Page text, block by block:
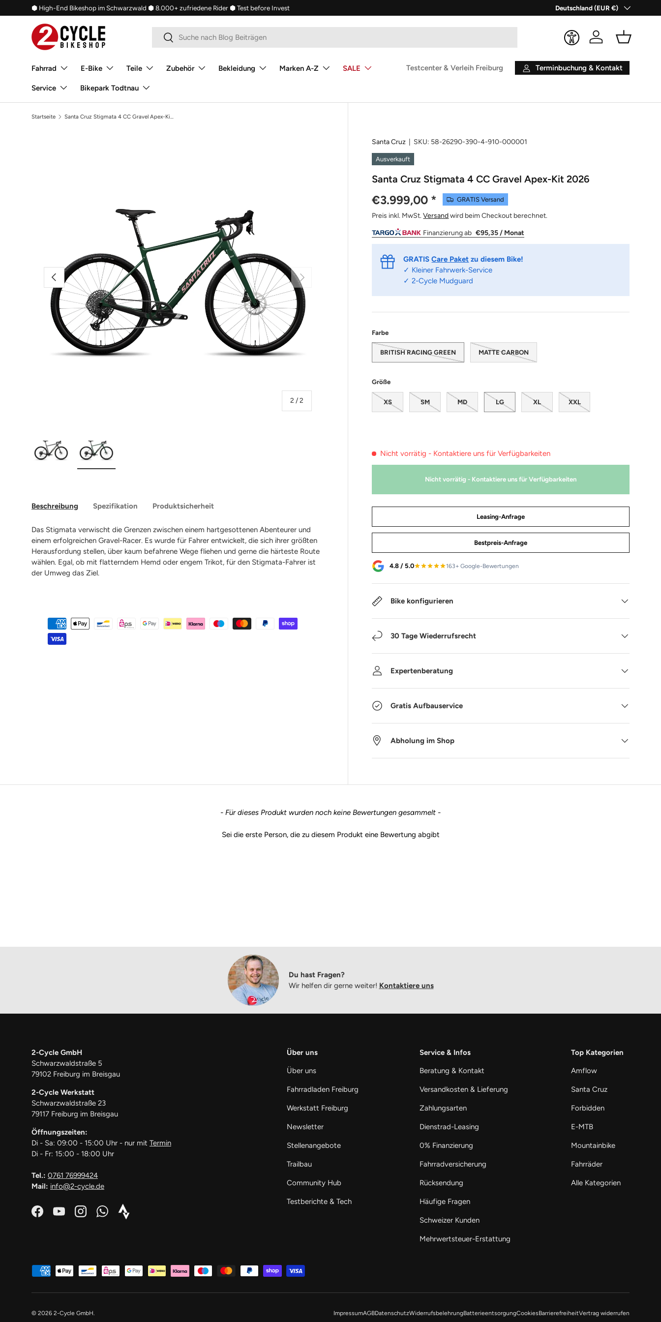
Direkt zum Inhalt
⬢ High-End Bikeshop im Schwarzwald ⬢ 8.000+ zufriedene Rider ⬢ Test before Invest Land/Region
Deutschland (EUR €)
Suchen
Suchen
Einloggen
Fahrrad E-Bike Teile Zubehör Bekleidung Marken A-Z SALE
Service Bikepark Todtnau
Testcenter & Verleih Freiburg Terminbuchung & Kontakt
Startseite Santa Cruz Stigmata 4 CC Gravel Apex-Kit 2026
Vorherige
2 /von
2
Nächste
Santa Cruz SKU: 58-26290-390-4-910-000001
Ausverkauft
Santa Cruz Stigmata 4 CC Gravel Apex-Kit 2026
€3.999,00 * GRATIS Versand
Preis inkl. MwSt.Versandwird beim Checkout berechnet.
Finanzierung ab €95,35 / Monat
GRATISCare Paket zu diesem Bike!
✓ Kleiner Fahrwerk-Service
✓ 2-Cycle Mudguard
Farbe
BRITISH RACING GREEN MATTE CARBON
Größe
XS SM MD LG XL XXL
Nicht vorrätig - Kontaktiere uns für Verfügbarkeiten
Nicht vorrätig - Kontaktiere uns für Verfügbarkeiten
Leasing-Anfrage
Bestpreis-Anfrage
4.8 / 5.0 163+ Google-Bewertungen
Bike konfigurieren
30 Tage Wiederrufsrecht
Expertenberatung
Gratis Aufbauservice
Abholung im Shop
Beschreibung Spezifikation Produktsicherheit
Das Stigmata verwischt die Grenzen zwischen einem hartgesottenen Abenteurer und
einem erfolgreichen Gravel-Racer. Es wurde für Fahrer entwickelt, die sich ihrer größten
Herausfordung stellen, über kaum befahrene Wege fliehen und gerne die härteste Route
wählen. Egal, ob mit flatterndem Hemd oder engem Trikot, für den Stigmata-Fahrer ist
der Umweg das Ziel.
- Für dieses Produkt wurden noch keine Bewertungen gesammelt -
Sei die erste Person, die zu diesem Produkt eine Bewertung abgibt
Du hast Fragen?
Wir helfen dir gerne weiter! Kontaktiere uns
2-Cycle GmbH
Schwarzwaldstraße 5
79102 Freiburg im Breisgau
2-Cycle Werkstatt
Schwarzwaldstraße 23
79117 Freiburg im Breisgau
Öffnungszeiten:
Di - Sa: 09:00 - 15:00 Uhr - nur mit Termin
Di - Fr: 15:00 - 18:00 Uhr
Tel.: 0761 76999424
Mail: info@2-cycle.de
FacebookYouTubeInstagramWhatsAppStrava_Icon_Logo_white1
Über uns
Über uns
Fahrradladen Freiburg
Werkstatt Freiburg
Newsletter
Stellenangebote
Trailbau
Community Hub
Testberichte & Tech
Service & Infos
Beratung & Kontakt
Versandkosten & Lieferung
Zahlungsarten
Dienstrad-Leasing
0% Finanzierung
Fahrradversicherung
Rücksendung
Häufige Fragen
Schweizer Kunden
Mehrwertsteuer-Erstattung
Top Kategorien
Amflow
Santa Cruz
Forbidden
E-MTB
Mountainbike
Fahrräder
Alle Kategorien
Zahlungsmethoden
© 2026 2-Cycle GmbH. ImpressumAGBDatenschutzWiderrufsbelehrungBatterieentsorgungCookiesBarrierefreiheitVertrag widerrufen